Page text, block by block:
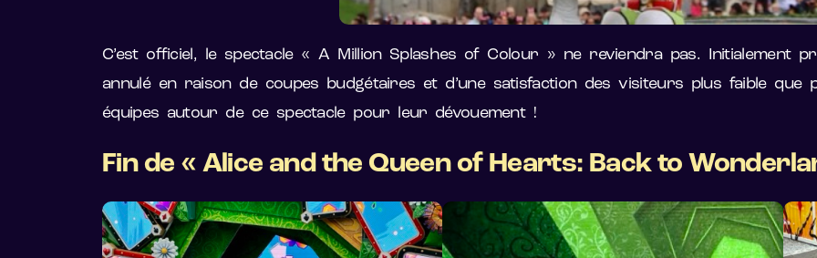
C’est officiel, le spectacle « A Million Splashes of Colour » ne reviendra pas.
annulé en raison de coupes budgétaires et d’une satisfaction des visiteurs plus faible
équipes autour de ce spectacle pour leur dévouement !
Fin de « Alice and the Queen of Hearts: Back to